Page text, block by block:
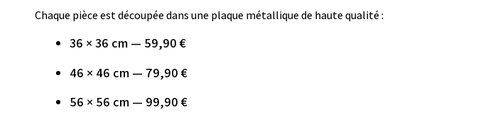
Chaque pièce est découpée dans une plaque métallique de haute qualité :
36 × 36 cm — 59,90 €
46 × 46 cm — 79,90 €
56 × 56 cm — 99,90 €